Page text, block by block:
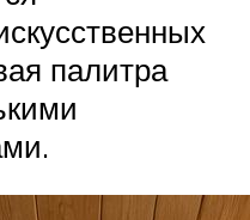
палитра